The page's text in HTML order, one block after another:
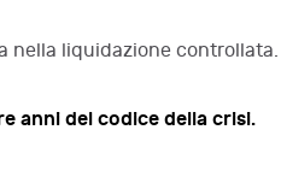
nella liquidazione controllata.
anni del codice della crisi.